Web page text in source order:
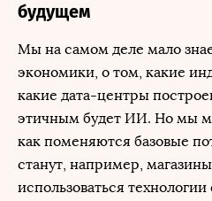
будущем
Мы на самом деле мало
экономики, о том, какие
какие дата-центры
этичным будет ИИ. Но мы
как поменяются базовые
станут, например,
использоваться